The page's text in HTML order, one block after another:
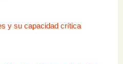
y su capacidad crítica